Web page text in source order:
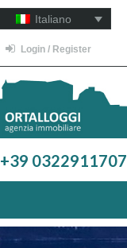
Italiano
Login / Register
+39 0322911707